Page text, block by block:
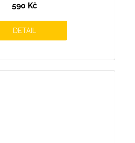
590 Kč
DETAIL